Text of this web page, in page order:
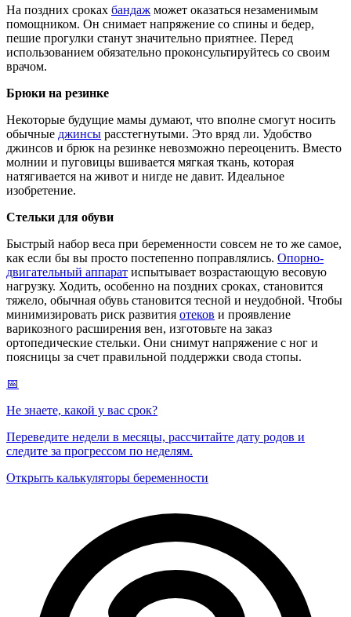
На поздних сроках бандаж может оказаться незаменимым
помощником. Он снимает напряжение со спины и бедер,
пешие прогулки станут значительно приятнее. Перед
использованием обязательно проконсультируйтесь со своим
врачом.
Брюки на резинке
Некоторые будущие мамы думают, что вполне смогут носить
обычные джинсы расстегнутыми. Это вряд ли. Удобство
джинсов и брюк на резинке невозможно переоценить. Вместо
молнии и пуговицы вшивается мягкая ткань, которая
натягивается на живот и нигде не давит. Идеальное
изобретение.
Стельки для обуви
Быстрый набор веса при беременности совсем не то же самое,
как если бы вы просто постепенно поправлялись. Опорно-
двигательный аппарат испытывает возрастающую весовую
нагрузку. Ходить, особенно на поздних сроках, становится
тяжело, обычная обувь становится тесной и неудобной. Чтобы
минимизировать риск развития отеков и проявление
варикозного расширения вен, изготовьте на заказ
ортопедические стельки. Они снимут напряжение с ног и
поясницы за счет правильной поддержки свода стопы.
📅
Не знаете, какой у вас срок?
Переведите недели в месяцы, рассчитайте дату родов и
следите за прогрессом по неделям.
Открыть калькуляторы беременности